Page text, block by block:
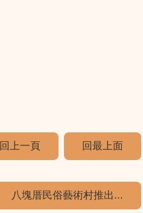
回上一頁 回最上面
八塊厝民俗藝術村推出...